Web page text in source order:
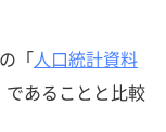
「人口統計資料
あることと比較